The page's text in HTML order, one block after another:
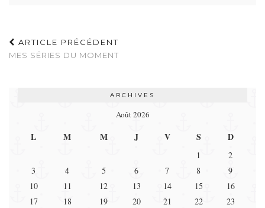
ARTICLE PRÉCÉDENT
MES SÉRIES DU MOMENT
ARCHIVES
Août 2026
L M M J V S D
1
2
3
4 5 6 7 8
9
10
11 12 13 14 15
16
17
18 19 20 21 22
23